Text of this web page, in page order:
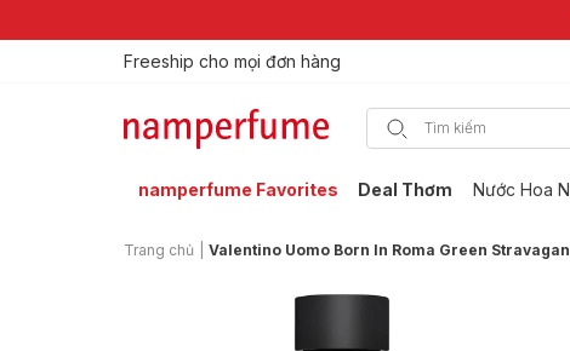
Freeship cho mọi đơn hàng
Thương hiệu nước hoa uy tín từ 2013
namperfume Favorites Deal Thơm Nước Hoa
Trang chủ Valentino Uomo Born In Roma Green